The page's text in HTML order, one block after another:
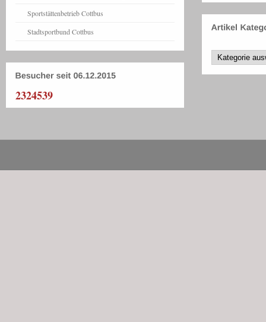
Sportstättenbetrieb Cottbus
Stadtsportbund Cottbus
2324539